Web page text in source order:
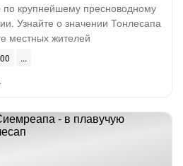
крупнейшему пресноводному
Узнайте о значении Тонлесапа
местных жителей